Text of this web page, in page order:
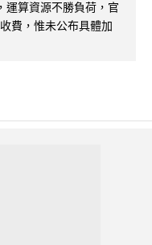
運算資源不勝負荷，官
費，惟未公布具體加